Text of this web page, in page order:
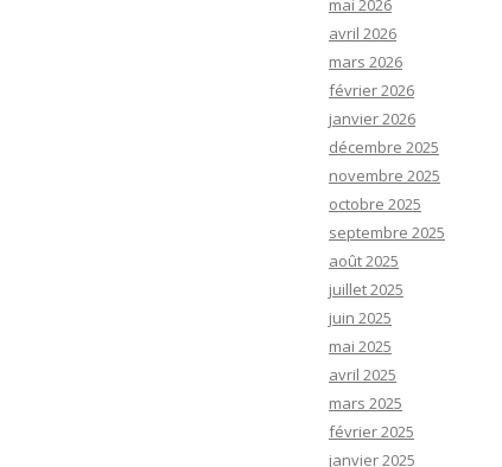
mai 2026
avril 2026
mars 2026
février 2026
janvier 2026
décembre 2025
novembre 2025
octobre 2025
septembre 2025
août 2025
juillet 2025
juin 2025
mai 2025
avril 2025
mars 2025
février 2025
janvier 2025